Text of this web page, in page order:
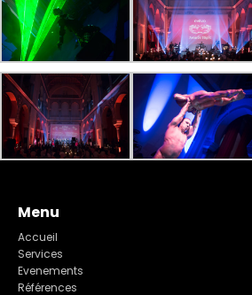
Menu
Accueil
Services
Evenements
Références